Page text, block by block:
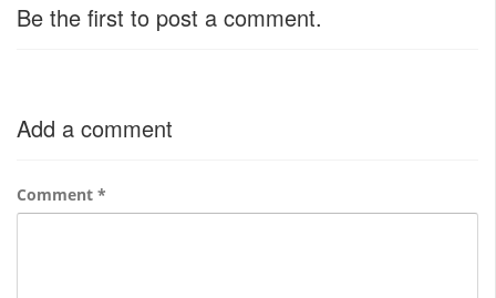
Be the first to post a comment.
Add a comment
Comment *